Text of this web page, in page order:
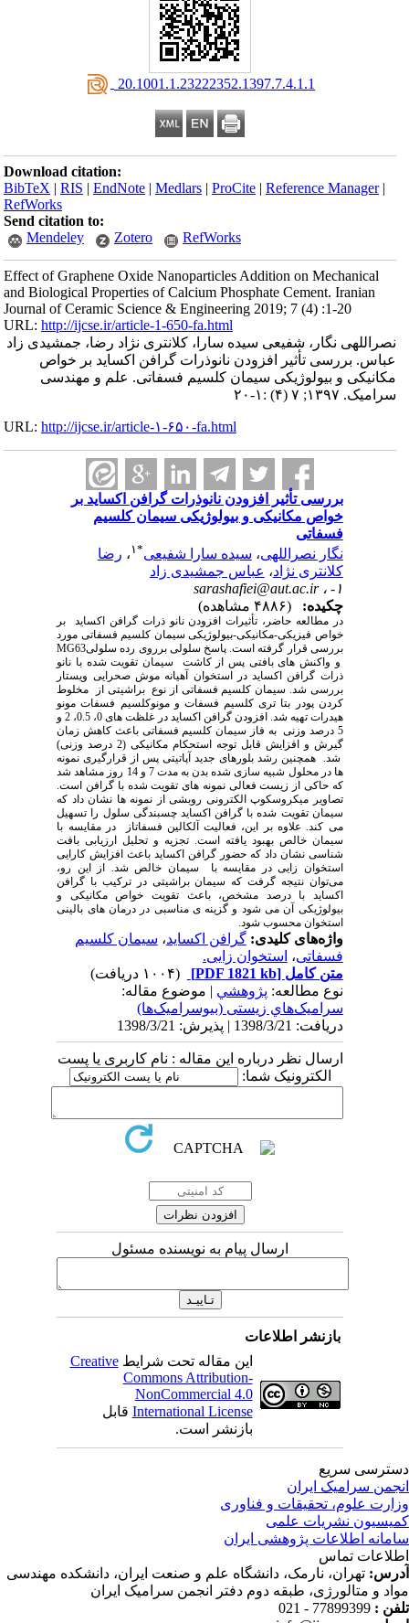
‎ 20.1001.1.23222352.1397.7.4.1.1
Download citation:
BibTeX |RIS |EndNote |Medlars |ProCite |Reference Manager
RefWorks
Send citation to:
Mendeley
Zotero RefWorks
Effect of Graphene Oxide Nanoparticles Addition on Mechanical
and Biological Properties of Calcium Phosphate Cement. Iranian
Journal of Ceramic Science & Engineering 2019; 7 (4) :1-20
URL:http://ijcse.ir/article-1-650-fa.html
نصراللهی نگار، شفیعی سیده سارا، کلانتری نژاد رضا، جمشیدی زاد
عباس. بررسی تأثیر افزودن نانوذرات گرافن اکساید بر خواص
مکانیکی و بیولوژیکی سیمان کلسیم فسفاتی. علم و مهندسی
سرامیک. ۱۳۹۷; ۷ (۴) :۱-۲۰
URL:http://ijcse.ir/article-۱-۶۵۰-fa.html
بررسی تأثیر افزودن نانوذرات گرافن اکساید بر
خواص مکانیکی و بیولوژیکی سیمان کلسیم
فسفاتی
نگار نصراللهی،سیده سارا شفیعی ۱،رضا
کلانتری نژاد ،عباس جمشیدی زاد
sarashafiei@aut.ac.ir
چکیده:
در مطالعه حاضر، تأثیرات افزودن نانو ذرات گرافن اکساید بر
خواص فیزیکی-مکانیکی-بیولوژیکی سیمان کلسیم فسفاتی مورد
بررسی قرار گرفته است. پاسخ سلولی برروی رده سلولیMG63
و واکنش های بافتی پس از کاشت سیمان تقویت شده با نانو
ذرات گرافن اکساید در استخوان آهیانه موش صحرایی ویستار
بررسی شد.سیمان کلسیم فسفاتی از نوع براشیتی از مخلوط
کردن پودر بتا تری کلسیم فسفات و مونوکلسیم فسفات مونو
هیدرات تهیه شد. افزودن گرافن اکساید در غلظت های 0، 0.5، 2 و
5 درصد وزنی به فاز سیمان کلسیم فسفاتی باعث کاهش زمان
گیرش و افزایش قابل توجه استحکام مکانیکی (2 درصد وزنی)
شد. همچنین رشد بلورهای جدید آپاتیتی پس از قرارگیری نمونه
ها در محلول شبیه سازی شده بدن به مدت 7 و 14 روز مشاهد شد
که حاکی از زیست فعالی نمونه های تقویت شده با گرافن است.
تصاویر میکروسکوپ الکترونی روبشی از نمونه ها نشان داد که
سیمان تقویت شده با گرافن اکساید چسبندگی سلول را تسهیل
می کند. علاوه بر این، فعالیت آلکالین فسفاتاز در مقایسه با
سیمان خالص بهبود یافته است. تجزیه و تحلیل ارزیابی بافت
شناسی نشان داد که حضور گرافن اکساید باعث افزایش کارایی
استخوان زایی در مقایسه با سیمان خالص شد.از این رو،
می‌توان نتیجه گرفت که سیمان براشیتی در ترکیب با گرافن
اکساید با درصد مشخص، باعث تقویت خواص مکانیکی و
بیولوژیکی آن می شود و گزینه ی مناسبی در درمان های بالینی
استخوان محسوب شود.
واژه‌های کلیدی:گرافن اکساید،سیمان کلسیم
فسفاتی،استخوان زایی.
متن کامل[PDF 1821 kb]
نوع مطالعه:پژوهشي| موضوع مقاله:
سراميک‌هاي زیستی (بیوسرامیک‌ها)
دریافت: 1398/3/21 | پذیرش: 1398/3/21
ارسال نظر درباره این مقاله : نام کاربری یا پست
الکترونیک شما:
ارسال پیام به نویسنده مسئول
بازنشر اطلاعات
این مقاله تحت شرایطCreative
Commons Attribution-
NonCommercial 4.0
International Licenseقابل
بازنشر است.
سریع
سرامیک ایران
علوم، تحقیقات و فناوری
نشریات علمی
اطلاعات پژوهشی ایران
تماس
تهران، نارمک، دانشگاه علم و صنعت ایران، دانشکده مهندسی
و متالورژی، طبقه دوم دفتر انجمن سرامیک ایران
:
77899399 - 021